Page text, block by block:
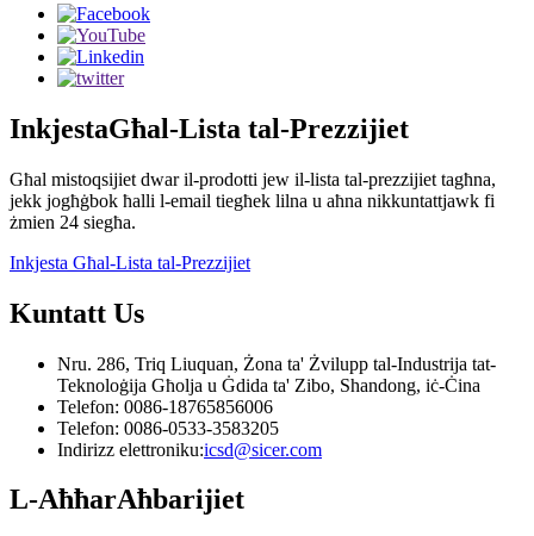
InkjestaGħal-Lista tal-Prezzijiet
Għal mistoqsijiet dwar il-prodotti jew il-lista tal-prezzijiet tagħna,
jekk jogħġbok ħalli l-email tiegħek lilna u aħna nikkuntattjawk fi
żmien 24 siegħa.
Inkjesta Għal-Lista tal-Prezzijiet
Kuntatt Us
Nru. 286, Triq Liuquan, Żona ta' Żvilupp tal-Industrija tat-
Teknoloġija Għolja u Ġdida ta' Zibo, Shandong, iċ-Ċina
Telefon: 0086-18765856006
Telefon: 0086-0533-3583205
Indirizz elettroniku:icsd@sicer.com
L-AħħarAħbarijiet